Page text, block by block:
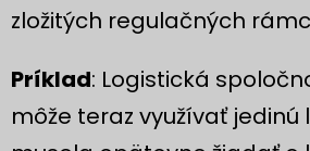
zložitých regulačných
Príklad: Logistická
môže teraz využívať